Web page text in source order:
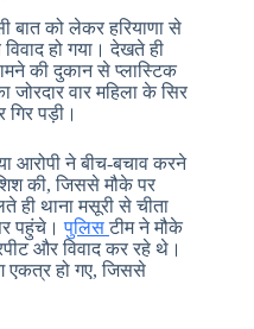
बात को लेकर हरियाणा से
हो गया। देखते ही
की दुकान से प्लास्टिक
वार महिला के सिर
पड़ी।
आरोपी ने बीच-बचाव करने
की, जिससे मौके पर
ही थाना मसूरी से चीता
पर पहुंचे।पुलिसटीम ने मौके
और विवाद कर रहे थे।
एकत्र हो गए, जिससे